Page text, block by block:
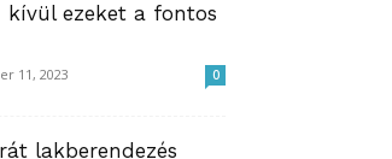
kívül ezeket a fontos
11, 2023 0
lakberendezés